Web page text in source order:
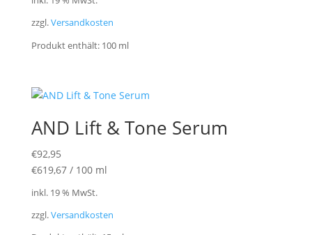
zzgl.Versandkosten
Produkt enthält: 100 ml
AND Lift & Tone Serum
€92,95
€619,67/ 100 ml
inkl. 19 % MwSt.
zzgl.Versandkosten